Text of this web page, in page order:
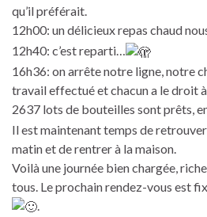
qu’il préférait.
12h00: un délicieux repas chaud
12h40: c’est reparti…
16h36: on arrête notre ligne, notre
travail effectué et chacun a le droit
2637 lots de bouteilles sont prêts,
Il est maintenant temps de
matin et de rentrer à la maison.
Voilà une journée bien chargée,
tous. Le prochain rendez-vous est